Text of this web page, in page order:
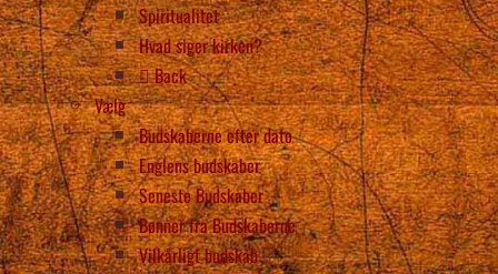
Spiritualitet
Hvad siger kirken?
Back
Vælg
Budskaberne efter dato
Englens budskaber
Seneste Budskaber
Bønner fra Budskaberne
Vilkårligt budskab